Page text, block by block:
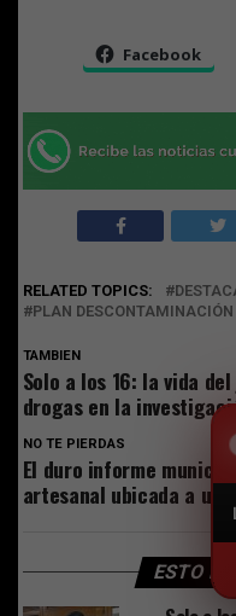
Facebook
RELATED TOPICS:
PLAN DESCONTAMINACIÓN
TAMBIEN
Solo a los 16: la vida
drogas en la
NO TE PIERDAS
El duro informe
artesanal ubicada a un
ESTO